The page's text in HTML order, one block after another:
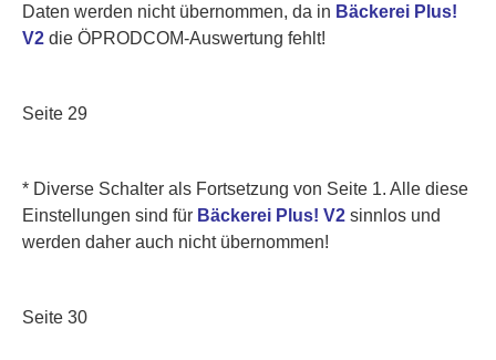
Daten werden nicht übernommen, da in Bäckerei Plus!
V2 die ÖPRODCOM-Auswertung fehlt!
Seite 29
* Diverse Schalter als Fortsetzung von Seite 1. Alle diese
Einstellungen sind für Bäckerei Plus! V2 sinnlos und
werden daher auch nicht übernommen!
Seite 30